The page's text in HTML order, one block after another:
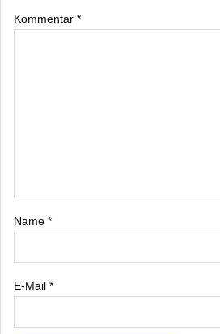
Kommentar *
Name *
E-Mail *